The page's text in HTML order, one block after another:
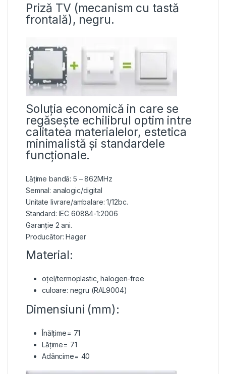
Priză TV (mecanism cu tastă
frontală), negru.
Soluția economică in care se
regăsește echilibrul optim intre
calitatea materialelor, estetica
minimalistă și standardele
funcționale.
Lățime bandă: 5 – 862MHz
Semnal: analogic/digital
Unitate livrare/ambalare: 1/12bc.
Standard: IEC 60884-1:2006
Garanție 2 ani.
Producător: Hager
Material:
oțel/termoplastic, halogen-free
culoare: negru (RAL9004)
Dimensiuni (mm):
Înălțime= 71
Lățime= 71
Adâncime= 40